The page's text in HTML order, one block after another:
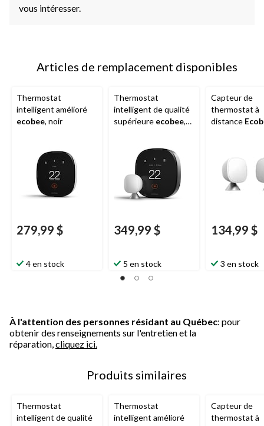
vous intéresser.
Articles de remplacement disponibles
Thermostat
intelligent amélioré
ecobee, noir
279,99 $
4 en stock
Thermostat
intelligent de qualité
supérieure ecobee,
349,99 $
5 en stock
Capteur de
thermostat à
distance
134,99 $
3 en stock
À l'attention des personnes résidant au Québec: pour
obtenir des renseignements sur l'entretien et la
réparation, cliquez ici.
Produits similaires
Thermostat
intelligent de qualité
Thermostat
intelligent amélioré
Capteur de
thermostat à